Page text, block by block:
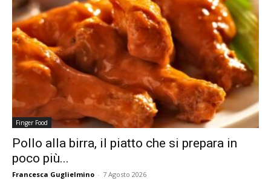
Finger Food
Pollo alla birra, il piatto che si prepara in
poco più...
Francesca Guglielmino - 7 Agosto 2026